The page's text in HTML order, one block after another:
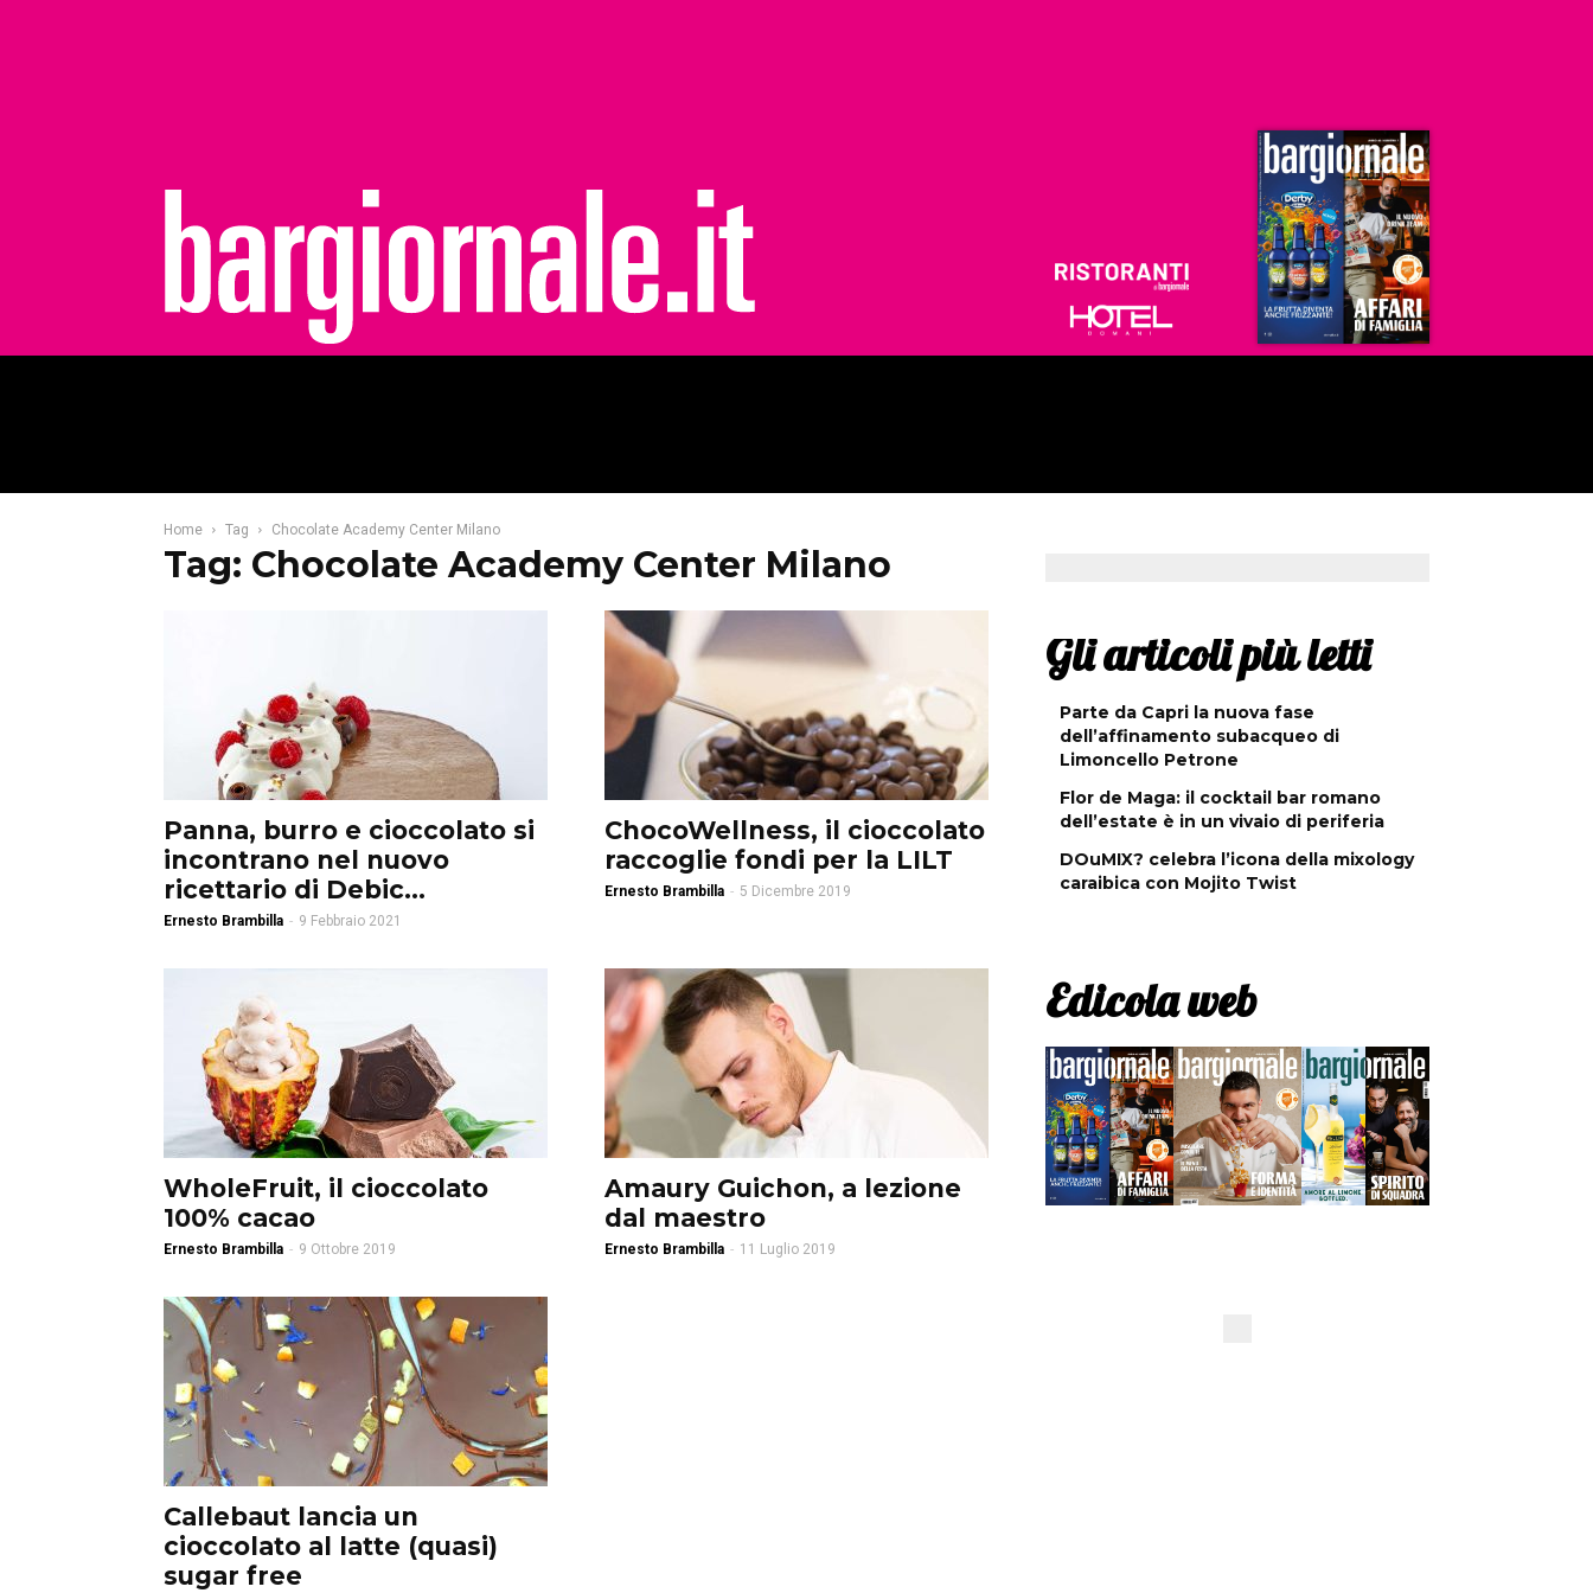
Ristoranti
Hoteldomani
Home Tag Chocolate Academy Center Milano
Tag: Chocolate Academy Center Milano
Panna, burro e cioccolato si
incontrano nel nuovo
ricettario di Debic...
Ernesto Brambilla - 9 Febbraio 2021
ChocoWellness, il cioccolato
raccoglie fondi per la LILT
Ernesto Brambilla - 5 Dicembre 2019
WholeFruit, il cioccolato
100% cacao
Ernesto Brambilla - 9 Ottobre 2019
Amaury Guichon, a lezione
dal maestro
Ernesto Brambilla - 11 Luglio 2019
Callebaut lancia un
cioccolato al latte (quasi)
sugar free
Gli articoli più letti
Parte da Capri la nuova fase
dell’affinamento subacqueo di
Limoncello Petrone
Flor de Maga: il cocktail bar romano
dell’estate è in un vivaio di periferia
DOuMIX? celebra l’icona della mixology
caraibica con Mojito Twist
Edicola web